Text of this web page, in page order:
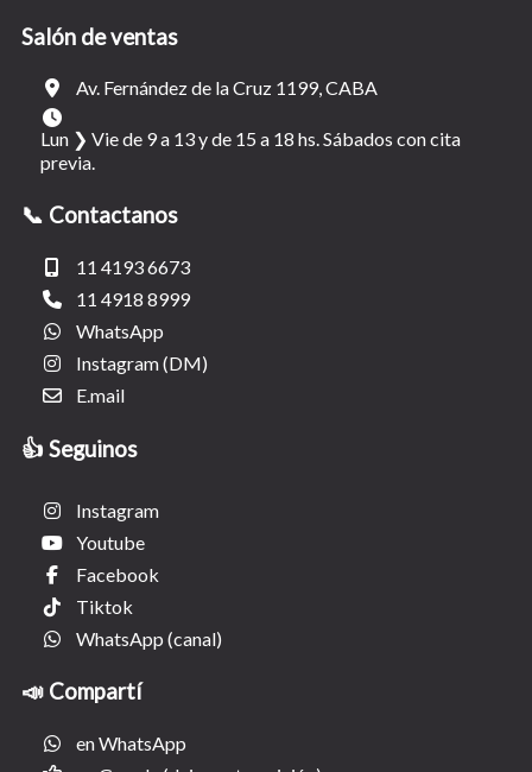
Salón de ventas
Av. Fernández de la Cruz 1199, CABA
Lun ❯ Vie de 9 a 13 y de 15 a 18 hs. Sábados con cita
previa.
📞 Contactanos
11 4193 6673
11 4918 8999
WhatsApp
Instagram (DM)
E.mail
👍 Seguinos
Instagram
Youtube
Facebook
Tiktok
WhatsApp (canal)
📣 Compartí
en WhatsApp